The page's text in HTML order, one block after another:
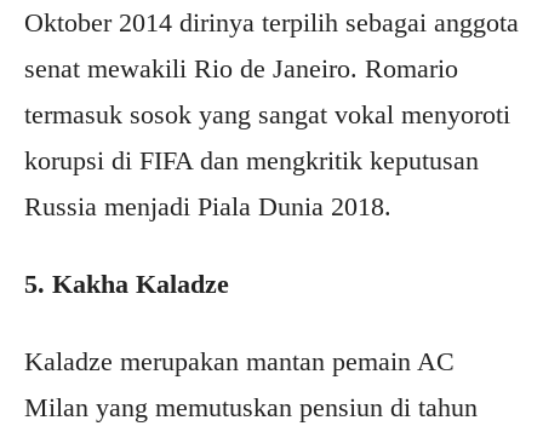
Oktober 2014 dirinya terpilih sebagai anggota
senat mewakili Rio de Janeiro. Romario
termasuk sosok yang sangat vokal menyoroti
korupsi di FIFA dan mengkritik keputusan
Russia menjadi Piala Dunia 2018.
5. Kakha Kaladze
Kaladze merupakan mantan pemain AC
Milan yang memutuskan pensiun di tahun